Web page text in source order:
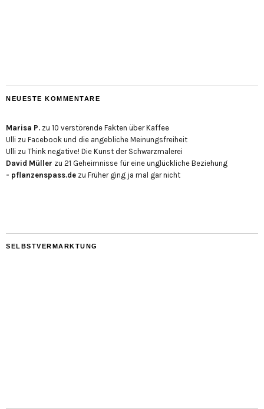
NEUESTE KOMMENTARE
Marisa P. zu 10 verstörende Fakten über Kaffee
Ulli zu Facebook und die angebliche Meinungsfreiheit
Ulli zu Think negative! Die Kunst der Schwarzmalerei
David Müller zu 21 Geheimnisse für eine unglückliche Beziehung
- pflanzenspass.de zu Früher ging ja mal gar nicht
SELBSTVERMARKTUNG